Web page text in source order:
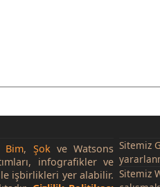
Bim, Şokve Watsons
infografikler ve
işbirlikleri yer alabilir.
Sitemiz
Sitemiz